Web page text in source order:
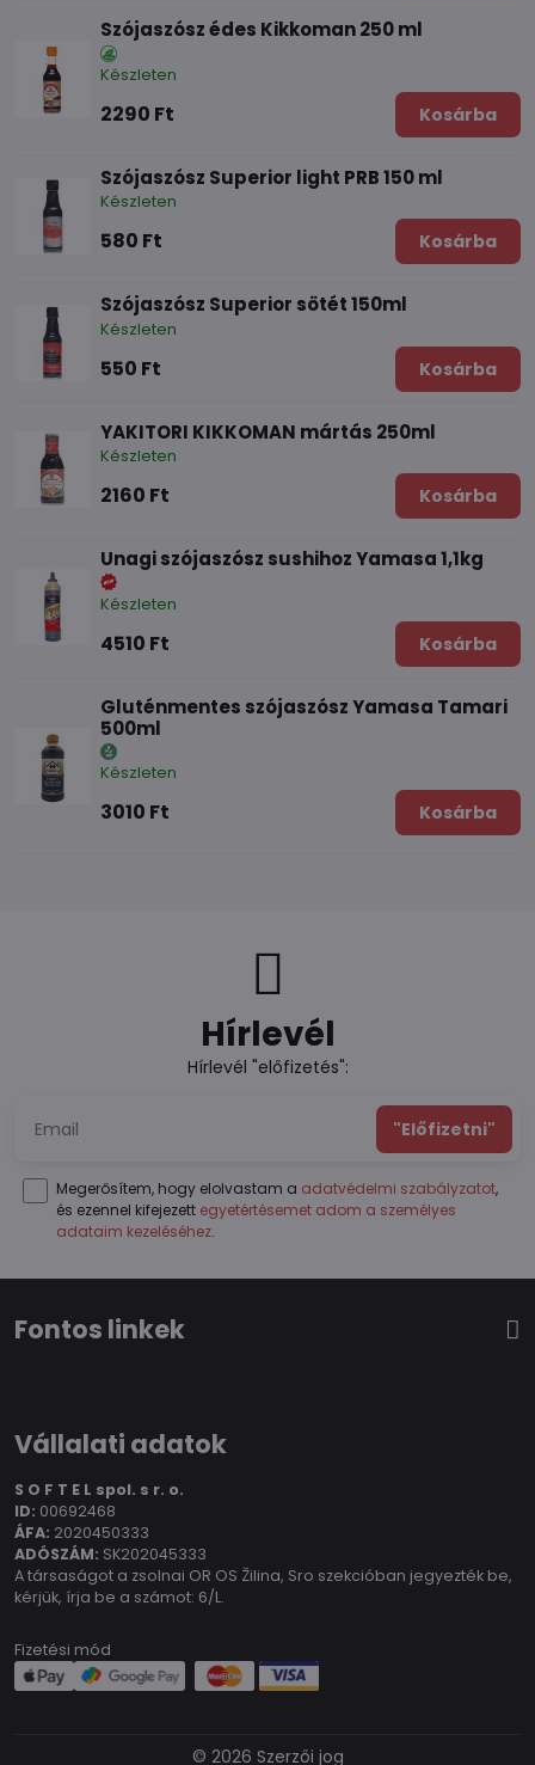
Szójaszósz édes Kikkoman 250 ml
Készleten
2290 Ft Kosárba
Szójaszósz Superior light PRB 150 ml
Készleten
580 Ft Kosárba
Szójaszósz Superior sötét 150ml
Készleten
550 Ft Kosárba
YAKITORI KIKKOMAN mártás 250ml
Készleten
2160 Ft Kosárba
Unagi szójaszósz sushihoz Yamasa 1,1kg
Készleten
4510 Ft Kosárba
Gluténmentes szójaszósz Yamasa Tamari
500ml
Készleten
3010 Ft Kosárba
Hírlevél
Hírlevél "előfizetés":
"Előfizetni"
Megerősítem, hogy elolvastam a adatvédelmi szabályzatot,
és ezennel kifejezett egyetértésemet adom a személyes
adataim kezeléséhez.
Fontos linkek
Vállalati adatok
S O F T E L spol. s r. o.
ID: 00692468
ÁFA: 2020450333
ADÓSZÁM: SK202045333
A társaságot a zsolnai OR OS Žilina, Sro szekcióban jegyezték be,
kérjük, írja be a számot: 6/L.
Fizetési mód
© 2026 Szerzői jog